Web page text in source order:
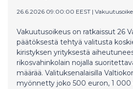
26.6.2026 09:00:00 EEST |
Vakuutusoikeus on ratkaissut 26
päätöksestä tehtyä valitusta
kiristyksen yrityksestä
rikosvahinkolain nojalla
määrää. Valituksenalaisilla
myönnetty joko 500 euron, 1 000